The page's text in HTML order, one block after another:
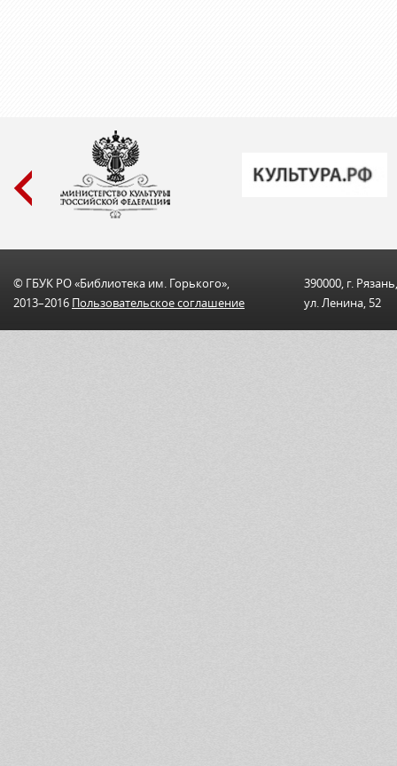
© ГБУК РО «Библиотека им. Горького»,
2013–2016 Пользовательскоe соглашениe
390000, г. Рязань,
ул. Ленина, 52